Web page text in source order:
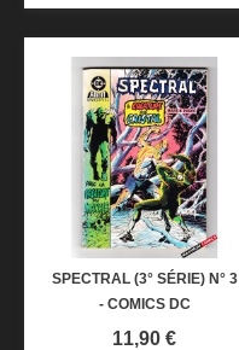
SPECTRAL (3° SÉRIE) N° 3
- COMICS DC
Prix
11,90 €